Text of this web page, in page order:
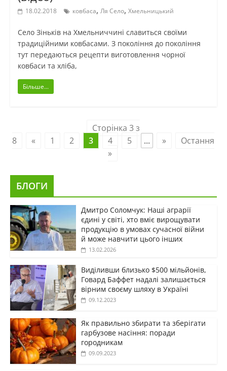
18.02.2018 ковбаса, Ля Село, Хмельницький
Село Зіньків на Хмельниччині славиться своїми
традиційними ковбасами. З покоління до покоління
тут передаються рецепти виготовлення чорної
ковбаси та хліба,
Більше...
Сторінка 3 з
8
« 1 2 3 4 5 ... »
Остання
»
БЛОГИ
Дмитро Соломчук: Наші аграрії
єдині у світі, хто вміє вирощувати
продукцію в умовах сучасної війни
й може навчити цього інших
13.02.2026
Виділивши близько $500 мільйонів,
Говард Баффет надалі залишається
вірним своєму шляху в Україні
09.12.2023
Як правильно збирати та зберігати
гарбузове насіння: поради
городникам
09.09.2023